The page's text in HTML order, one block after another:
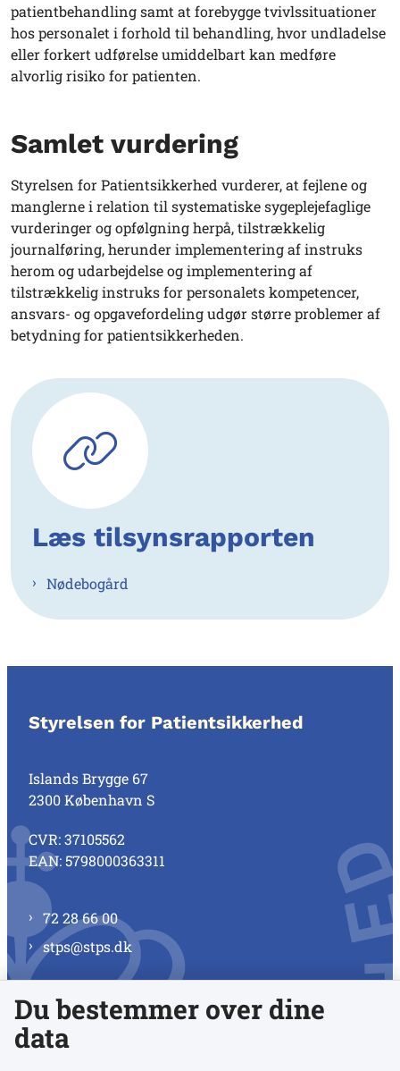
patientbehandling samt at forebygge tvivlssituationer
hos personalet i forhold til behandling, hvor undladelse
eller forkert udførelse umiddelbart kan medføre
alvorlig risiko for patienten.
Samlet vurdering
Styrelsen for Patientsikkerhed vurderer, at fejlene og
manglerne i relation til systematiske sygeplejefaglige
vurderinger og opfølgning herpå, tilstrækkelig
journalføring, herunder implementering af instruks
herom og udarbejdelse og implementering af
tilstrækkelig instruks for personalets kompetencer,
ansvars- og opgavefordeling udgør større problemer af
betydning for patientsikkerheden.
Læs tilsynsrapporten
Nødebogård
Styrelsen for Patientsikkerhed
Islands Brygge 67
2300 København S
CVR: 37105562
EAN: 5798000363311
72 28 66 00
stps@stps.dk
Se alle kontaktnumre
Du bestemmer over dine
data